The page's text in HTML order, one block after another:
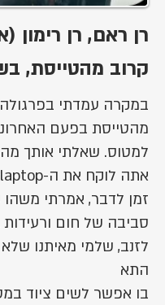
רן ראם, רן רימון
קרוב מהטייסת,
במקרה עמדתי
מהטייסת בפעם
למטוס. שאלתי אותך
זמן לדבר, אמרתי משהו
סביבה של חום
לזנב, שלמי מאיתנו שלא
התא
בו אפשר לשים ציוד